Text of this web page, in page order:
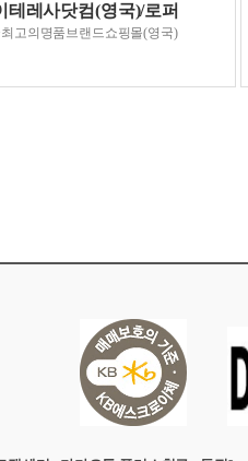
테레사닷컴(영국)/로퍼
고의명품브랜드쇼핑몰(영국)